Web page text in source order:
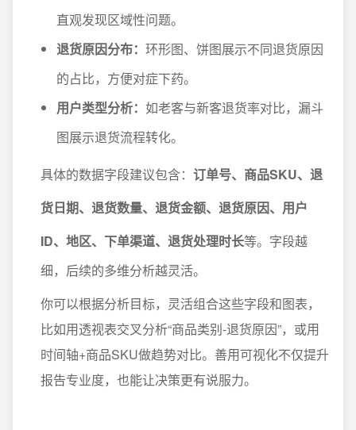
直观发现区域性问题。
退货原因分布： 环形图、饼图展示不同退货原因
的占比，方便对症下药。
用户类型分析： 如老客与新客退货率对比，漏斗
图展示退货流程转化。
具体的数据字段建议包含： 订单号、商品SKU、退
货日期、退货数量、退货金额、退货原因、用户
ID、地区、下单渠道、退货处理时长等。字段越
细，后续的多维分析越灵活。
你可以根据分析目标，灵活组合这些字段和图表，
比如用透视表交叉分析“商品类别-退货原因”，或用
时间轴+商品SKU做趋势对比。善用可视化不仅提升
报告专业度，也能让决策更有说服力。